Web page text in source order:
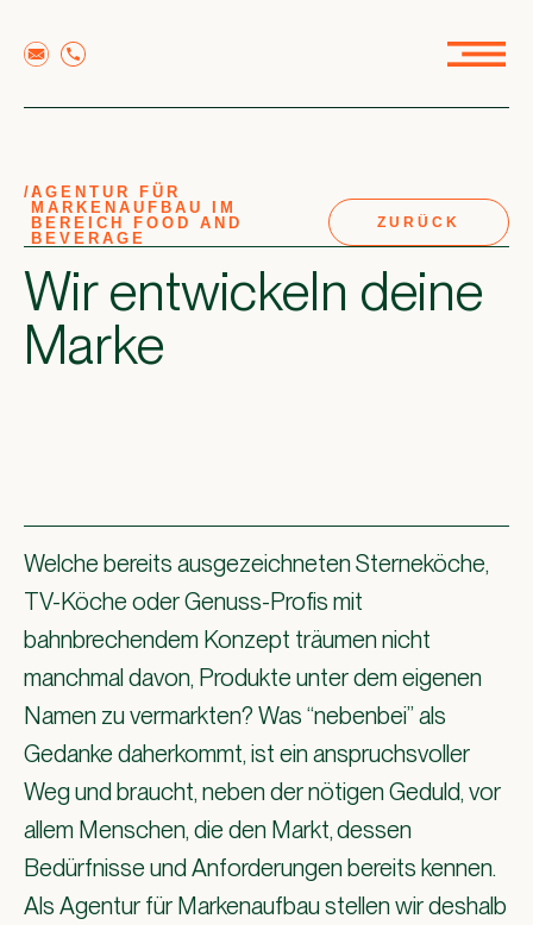
//AGENTUR FÜR
MARKENAUFBAU IM
BEREICH FOOD AND
BEVERAGE
ZURÜCK
Wir entwickeln deine
Marke
Welche bereits ausgezeichneten Sterneköche,
TV-Köche oder Genuss-Profis mit
bahnbrechendem Konzept träumen nicht
manchmal davon, Produkte unter dem eigenen
Namen zu vermarkten? Was “nebenbei” als
Gedanke daherkommt, ist ein anspruchsvoller
Weg und braucht, neben der nötigen Geduld, vor
allem Menschen, die den Markt,dessen
Bedürfnisse und Anforderungen bereits kennen.
Als Agentur für Markenaufbaustellen wir deshalb